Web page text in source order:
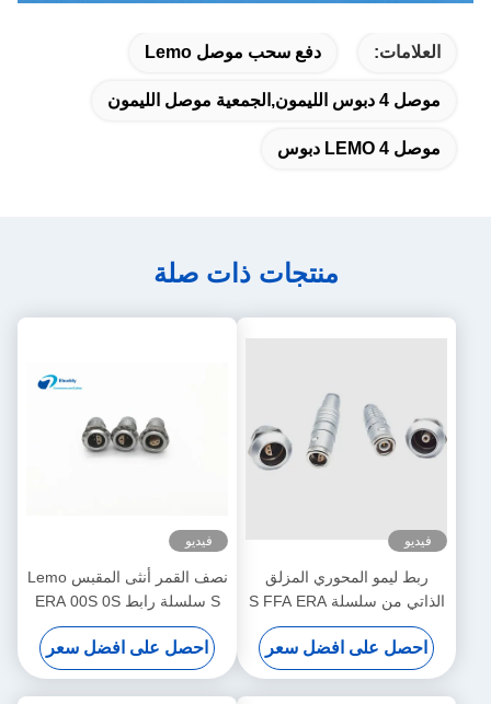
العلامات: دفع سحب موصل Lemo
موصل 4 دبوس الليمون,الجمعية موصل الليمون
موصل LEMO 4 دبوس
منتجات ذات صلة
فيديو
ربط ليمو المحوري المزلق
الذاتي من سلسلة S FFA ERA
2- 8 دبوس
احصل على افضل سعر
فيديو
نصف القمر أنثى المقبس Lemo
S سلسلة رابط ERA 00S 0S
1S 50 IP Rating
احصل على افضل سعر